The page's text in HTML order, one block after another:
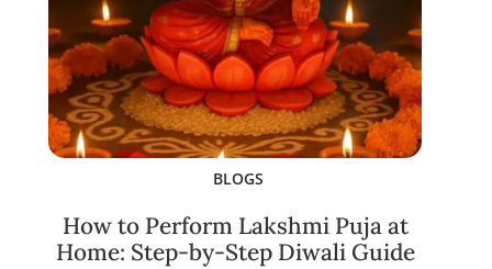
BLOGS
How to Perform Lakshmi Puja at
Home: Step-by-Step Diwali Guide